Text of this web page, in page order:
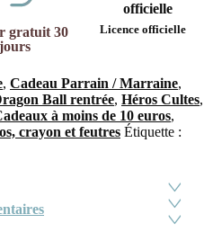
gratuit 30
jours
Licence officielle
, Cadeau Parrain / Marraine,
Ball rentrée, Héros Cultes,
à moins de 10 euros,
crayon et feutres Étiquette :